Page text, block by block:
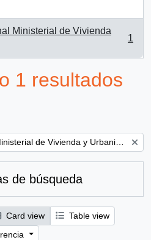
Ministerial de Vivienda
1
1 resultados
de búsqueda
Card view
Table view